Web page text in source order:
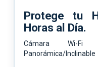
Protege tu
Horas al Día.
Cámara Wi-Fi
Panorámica/Inclinable